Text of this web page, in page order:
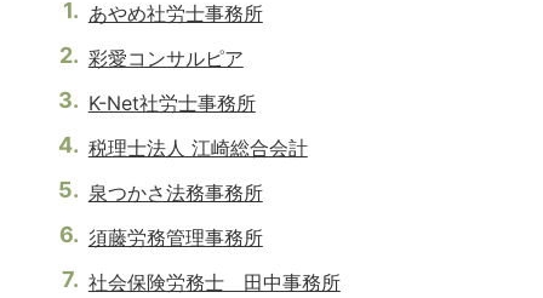
あやめ社労士事務所
彩愛コンサルピア
K-Net社労士事務所
税理士法人 江崎総合会計
泉つかさ法務事務所
須藤労務管理事務所
社会保険労務士 田中事務所